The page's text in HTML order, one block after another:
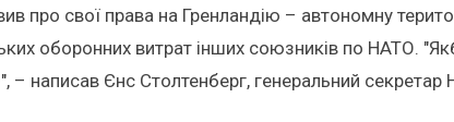
про свої права на Гренландію – автономну
оборонних витрат інших союзників по НАТО.
– написав Єнс Столтенберг, генеральний